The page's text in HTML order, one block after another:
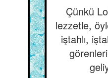
Çünkü
lezzetle,
iştahlı,